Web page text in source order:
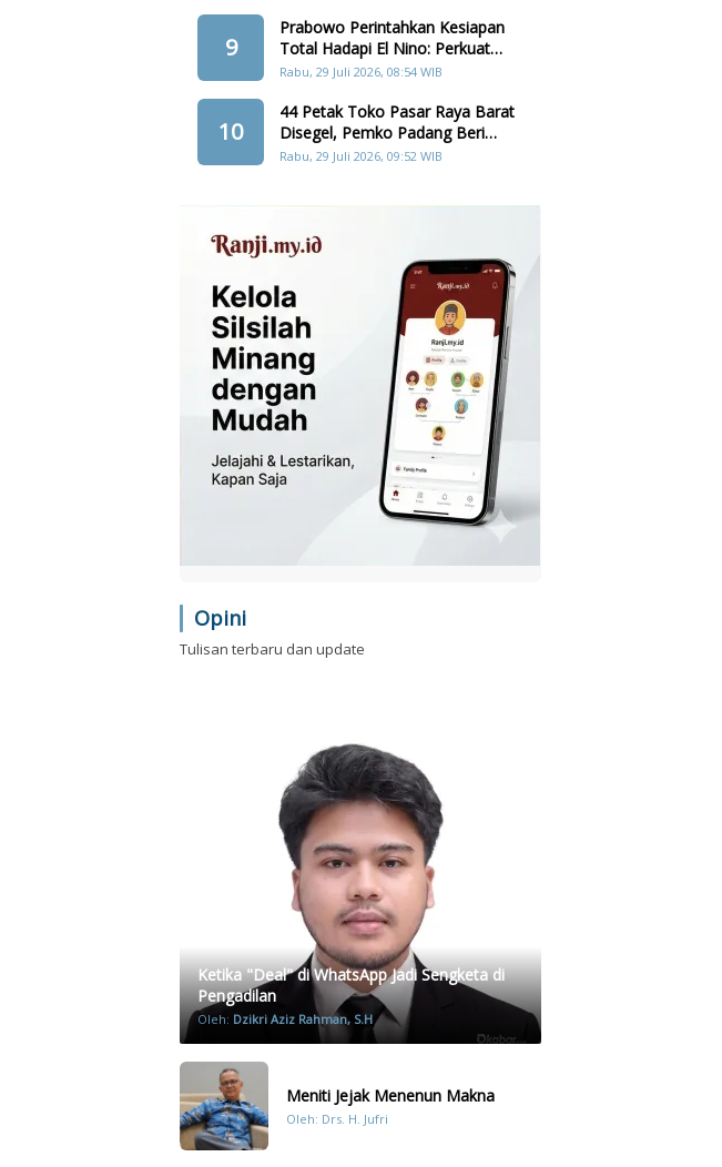
9
Prabowo Perintahkan Kesiapan
Total Hadapi El Nino: Perkuat
Cadangan Pangan, Air, dan
Rabu, 29 Juli 2026, 08:54 WIB
10
44 Petak Toko Pasar Raya Barat
Disegel, Pemko Padang Beri
Penghapusan Denda Retribusi
Rabu, 29 Juli 2026, 09:52 WIB
Opini
Tulisan terbaru dan update
Ketika "Deal" di WhatsApp Jadi Sengketa di
Pengadilan
Oleh: Dzikri Aziz Rahman, S.H
Meniti Jejak Menenun Makna
Oleh: Drs. H. Jufri